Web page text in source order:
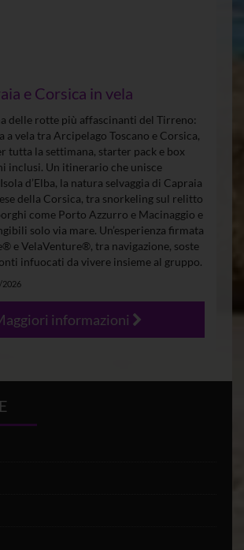
e Corsica in vela
delle rotte più affascinanti del Tirreno:
a vela tra Arcipelago Toscano e Corsica,
tutta la settimana, starter pack e box
inclusi. Un itinerario che unisce
d’Elba, la natura selvaggia di Capraia
della Corsica, tra snorkeling sul relitto
come Porto Azzurro e Macinaggio e
solo via mare. Un’esperienza firmata
e VelaVenture®, tra navigazione, soste
infuocati da vivere insieme al gruppo.
informazioni